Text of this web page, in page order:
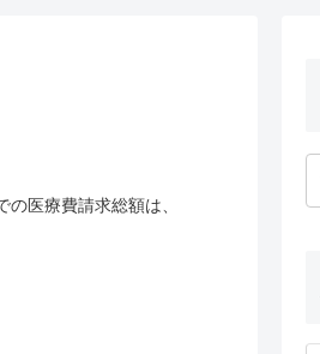
医療費請求総額は、